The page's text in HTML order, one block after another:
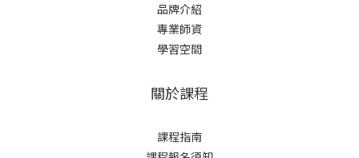
品牌介紹
專業師資
學習空間
關於課程
課程指南